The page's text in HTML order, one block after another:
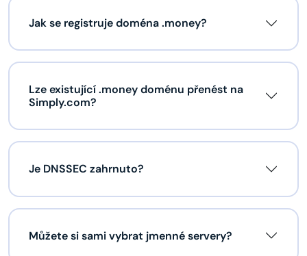
Jak se registruje doména .money?
Lze existující .money doménu přenést na
Simply.com?
Je DNSSEC zahrnuto?
Můžete si sami vybrat jmenné servery?